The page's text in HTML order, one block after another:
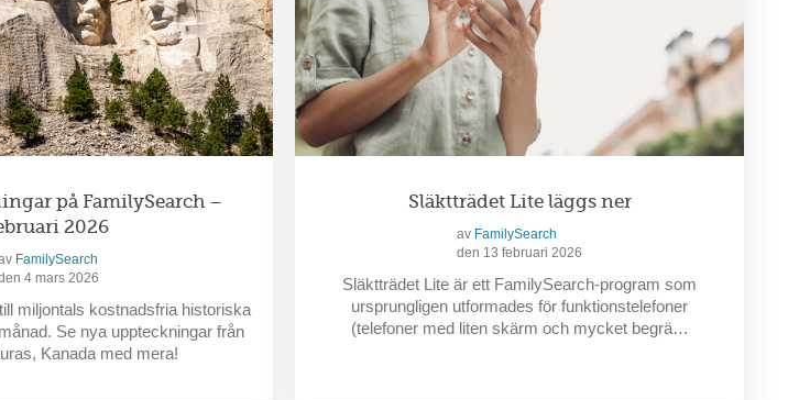
på FamilySearch –
2026
FamilySearch
4 mars 2026
miljontals kostnadsfria historiska
Se nya uppteckningar från
Kanada med mera!
Släktträdet Lite läggs ner
av FamilySearch
den 13 februari 2026
Släktträdet Lite är ett FamilySearch-program som
ursprungligen utformades för funktionstelefoner
(telefoner med liten skärm och mycket begrä…